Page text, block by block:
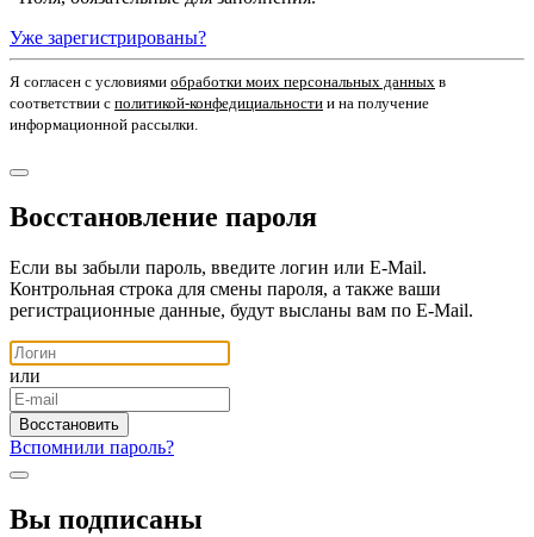
Уже зарегистрированы?
Я согласен c условиями обработки моих персональных данных в
соответствии с политикой-конфедициальности и на получение
информационной рассылки.
Восстановление пароля
Если вы забыли пароль, введите логин или E-Mail.
Контрольная строка для смены пароля, а также ваши
регистрационные данные, будут высланы вам по E-Mail.
или
Вспомнили пароль?
Вы подписаны